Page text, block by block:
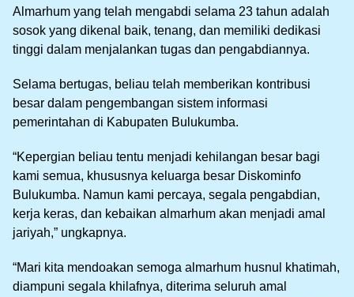
Almarhum yang telah mengabdi selama 23 tahun adalah
sosok yang dikenal baik, tenang, dan memiliki dedikasi
tinggi dalam menjalankan tugas dan pengabdiannya.
Selama bertugas, beliau telah memberikan kontribusi
besar dalam pengembangan sistem informasi
pemerintahan di Kabupaten Bulukumba.
“Kepergian beliau tentu menjadi kehilangan besar bagi
kami semua, khususnya keluarga besar Diskominfo
Bulukumba. Namun kami percaya, segala pengabdian,
kerja keras, dan kebaikan almarhum akan menjadi amal
jariyah,” ungkapnya.
“Mari kita mendoakan semoga almarhum husnul khatimah,
diampuni segala khilafnya, diterima seluruh amal